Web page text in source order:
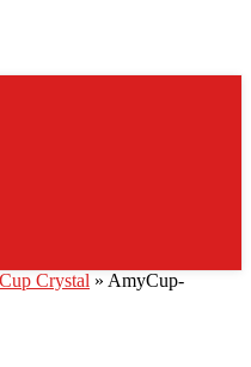
Crystal » AmyCup-